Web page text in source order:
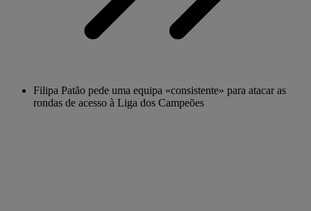
Filipa Patão pede uma equipa «consistente» para atacar as
rondas de acesso à Liga dos Campeões